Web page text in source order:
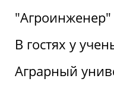
В гостях у
Аграрный